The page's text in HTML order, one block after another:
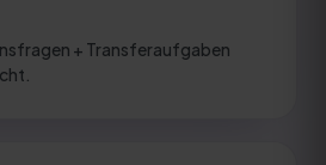
+ Transferaufgaben